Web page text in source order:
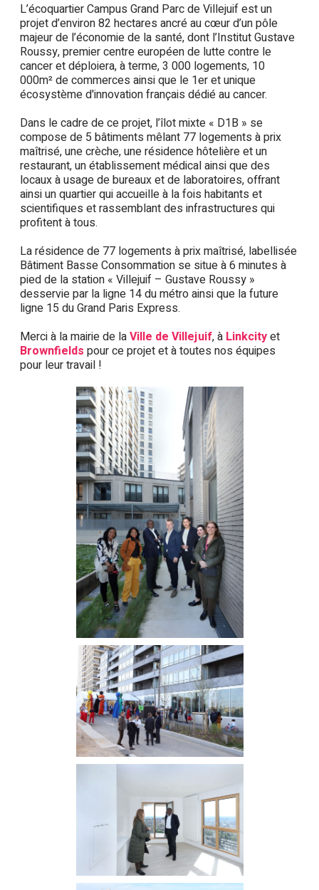
L’écoquartier Campus Grand Parc de Villejuif est un
projet d’environ 82 hectares ancré au cœur d’un pôle
majeur de l’économie de la santé, dont l’Institut Gustave
Roussy, premier centre européen de lutte contre le
cancer et déploiera, à terme, 3 000 logements, 10
000m² de commerces ainsi que le 1er et unique
écosystème d'innovation français dédié au cancer.
Dans le cadre de ce projet, l’îlot mixte « D1B » se
compose de 5 bâtiments mêlant 77 logements à prix
maîtrisé, une crèche, une résidence hôtelière et un
restaurant, un établissement médical ainsi que des
locaux à usage de bureaux et de laboratoires, offrant
ainsi un quartier qui accueille à la fois habitants et
scientifiques et rassemblant des infrastructures qui
profitent à tous.
La résidence de 77 logements à prix maîtrisé, labellisée
Bâtiment Basse Consommation se situe à 6 minutes à
pied de la station « Villejuif – Gustave Roussy »
desservie par la ligne 14 du métro ainsi que la future
ligne 15 du Grand Paris Express.
Merci à la mairie de laVille de Villejuif, à Linkcityet
Brownfields pour ce projet et à toutes nos équipes
pour leur travail !